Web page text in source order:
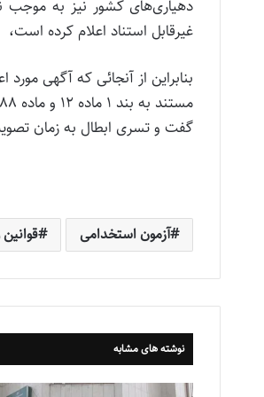
غیرقابل استناد اعلام کرده است،
بنابراین از آنجائی که آگهی
گفت و تسری ابطال به زمان
آزمون استخدامی قوانین
نوشته های مشابه